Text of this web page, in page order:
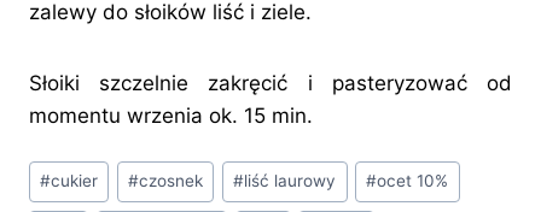
zalewy do słoików liść i ziele.
Słoiki szczelnie zakręcić i pasteryzować od
momentu wrzenia ok. 15 min.
Tagi
wpisu:
#cukier #czosnek #liść laurowy #ocet 10%